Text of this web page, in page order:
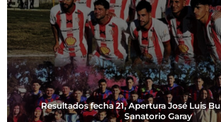
Resultados fecha 21, Apertura José Luis
Sanatorio Garay